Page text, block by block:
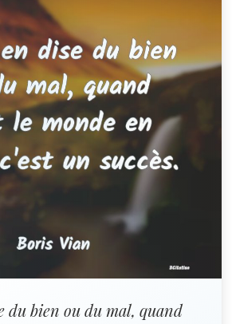
du bien ou du mal, quand